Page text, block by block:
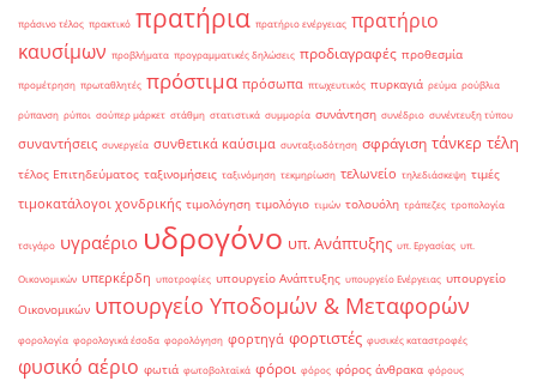
πράσινο τέλος πρακτικό πρατήρια πρατήριο ενέργειας πρατήριο
καυσίμων προβλήματα προγραμματικές δηλώσεις προδιαγραφές προθεσμία
προμέτρηση πρωταθλητές πρόστιμα πρόσωπα πτωχευτικός πυρκαγιά ρεύμα ρούβλια
ρύπανση ρύποι σούπερ μάρκετ στάθμη στατιστικά συμμορία συνάντηση συνέδριο συνέντευξη τύπου
συναντήσεις συνεργεία συνθετικά καύσιμα συνταξιοδότηση σφράγιση τάνκερ τέλη
τέλος Επιτηδεύματος ταξινομήσεις ταξινόμηση τεκμηρίωση τελωνείο τηλεδιάσκεψη τιμές
τιμοκατάλογοι χονδρικής τιμολόγηση τιμολόγιο τιμών τολουόλη τράπεζες τροπολογία
τσιγάρο υγραέριο υδρογόνο υπ. Ανάπτυξης υπ. Εργασίας υπ.
Οικονομικών υπερκέρδη υποτροφίες υπουργείο Ανάπτυξης υπουργείο Ενέργειας υπουργείο
Οικονομικών υπουργείο Υποδομών & Μεταφορών
φορολογία φορολογικά έσοδα φορολόγηση φορτηγά φορτιστές φυσικές καταστροφές
φυσικό αέριο φωτιά φωτοβολταϊκά φόροι φόρος φόρος άνθρακα φόρους